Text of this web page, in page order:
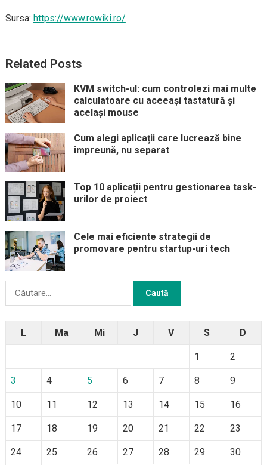
Sursa: https://www.rowiki.ro/
Related Posts
KVM switch-ul: cum controlezi mai multe
calculatoare cu aceeași tastatură și
același mouse
Cum alegi aplicații care lucrează bine
împreună, nu separat
Top 10 aplicații pentru gestionarea task-
urilor de proiect
Cele mai eficiente strategii de
promovare pentru startup-uri tech
L Ma Mi J V S D
1 2
3 4 5 6 7 8 9
10 11 12 13 14 15 16
17 18 19 20 21 22 23
24 25 26 27 28 29 30